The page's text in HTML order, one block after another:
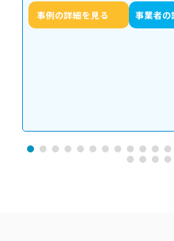
事例の詳細を見る 事業者の